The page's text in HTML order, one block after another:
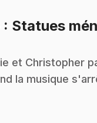
: Statues
et Christopher
la musique